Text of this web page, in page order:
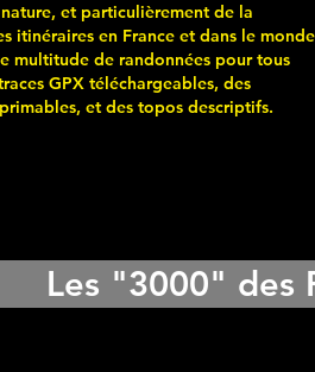
et particulièrement de la
itinéraires en France et dans le
multitude de randonnées pour tous
GPX téléchargeables, des
et des topos descriptifs.
Les "3000" des